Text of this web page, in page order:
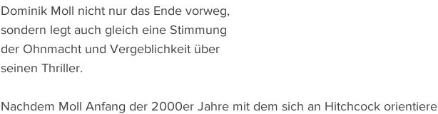
Dominik Moll nicht nur das Ende vorweg,
sondern legt auch gleich eine Stimmung
der Ohnmacht und Vergeblichkeit über
seinen Thriller.
Nachdem Moll Anfang der 2000er Jahre mit dem sich an Hitchcock